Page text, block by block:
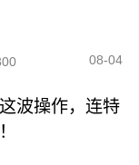
08-04
波操作，连特